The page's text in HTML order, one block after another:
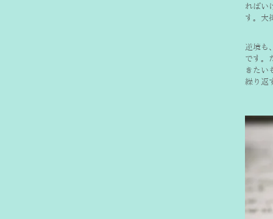
ればい
す。大
逆境も
です。
きたい
繰り返